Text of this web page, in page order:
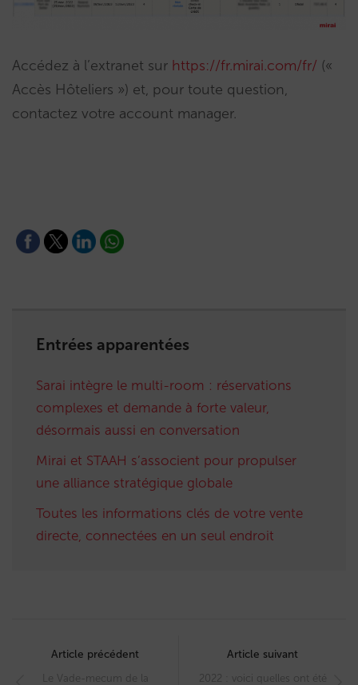
Accédez à l’extranet sur https://fr.mirai.com/fr/ («
Accès Hôteliers ») et, pour toute question,
contactez votre account manager.
Entrées apparentées
Sarai intègre le multi-room : réservations
complexes et demande à forte valeur,
désormais aussi en conversation
Mirai et STAAH s’associent pour propulser
une alliance stratégique globale
Toutes les informations clés de votre vente
directe, connectées en un seul endroit
navigation
Article précédent
Le Vade-mecum de la
Article suivant
2022 : voici quelles ont été